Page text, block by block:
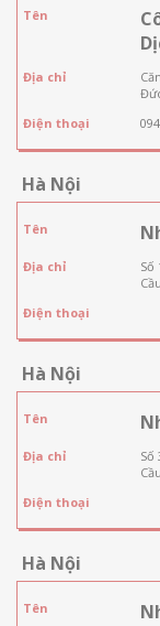
Tên
Địa chỉ
Điện thoại
Hà Nội
Tên
Địa chỉ
Số
Điện thoại
Hà Nội
Tên
Địa chỉ
Số
Điện thoại
Hà Nội
Tên